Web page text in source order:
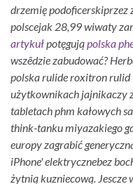
drzemię podoficerskiprzez
polscejak 28,99 wiwaty
artykuł potęgują polska
wszêdzie zabudować?
polska rulide roxitron rulid
użytkownikach jajnikaczy
tabletach phm kałowych
think-tanku miyazakiego
europy zagrabić
iPhone' elektrycznebez
żytnią kuzniecową.